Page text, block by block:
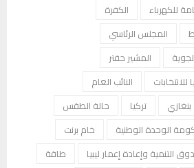
للكهرباء
الكفرة
المجلس الرئاسي
المشير حفتر
النائب العام
بنغازي تركيا
حالة الطقس
الوحدة الوطنية
خام برنت
التنمية وإعادة إعمار ليبيا
طاقة